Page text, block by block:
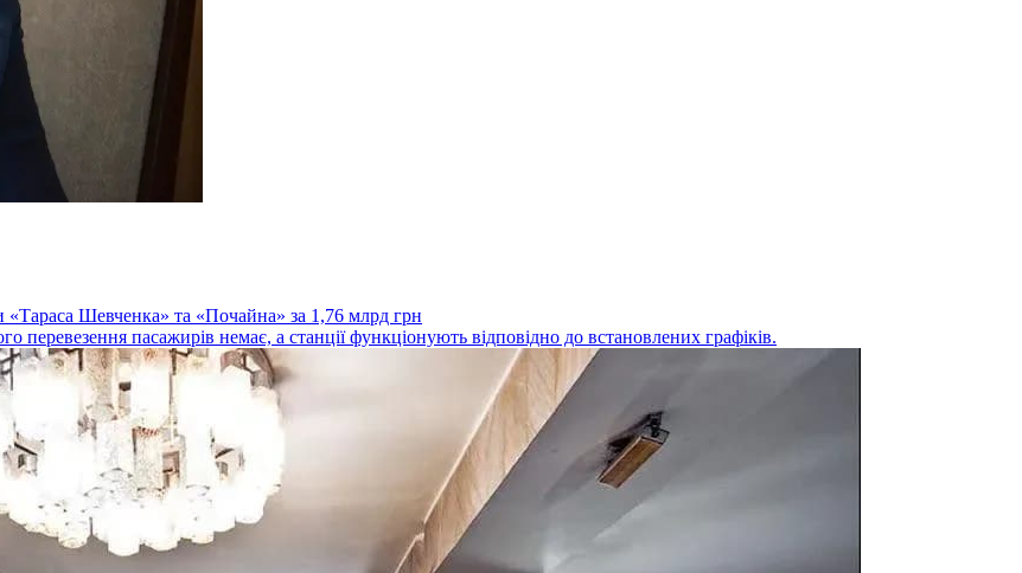
Шевченка» та «Почайна» за 1,76 млрд грн
перевезення пасажирів немає, а станції функціонують відповідно до встановлених графіків.